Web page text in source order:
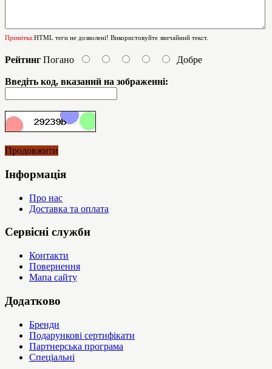
Примітка:HTML теги не дозволені! Використовуйте звичайний текст.
Рейтинг Погано Добре
Введіть код, вказаний на зображенні:
Продовжити
Інформація
Про нас
Доставка та оплата
Сервісні служби
Контакти
Повернення
Мапа сайту
Додатково
Бренди
Подарункові сертифікати
Партнерська програма
Спеціальні